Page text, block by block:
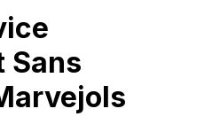
Sans